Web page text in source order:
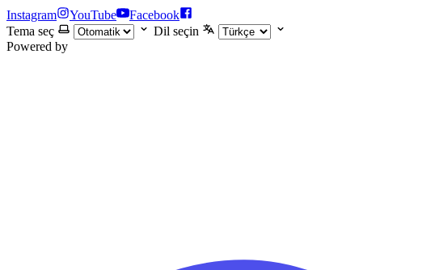
Instagram YouTube
Facebook
Tema seç
Dil seçin
Powered by